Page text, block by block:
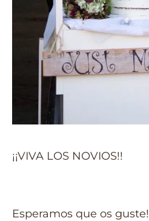
¡¡VIVA LOS NOVIOS!!
Esperamos que os guste!